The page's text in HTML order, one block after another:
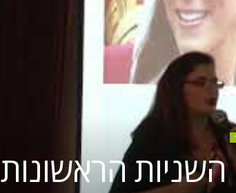
מה אתם רוצים לשדר בעבודה: "ב-5 השניות הראשונות